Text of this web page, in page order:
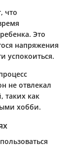
что
Это
напряжения
успокоиться.
не отвлекал
таких как
хобби.